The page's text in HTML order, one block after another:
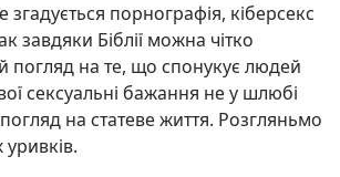
згадується порнографія, кіберсекс
завдяки Біблії можна чітко
погляд на те, що спонукує людей
сексуальні бажання не у шлюбі
на статеве життя. Розгляньмо
уривків.